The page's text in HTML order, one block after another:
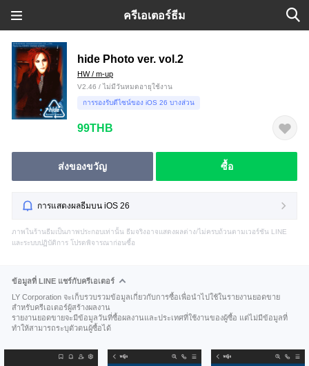
ครีเอเตอร์ธีม
hide Photo ver. vol.2
HW / m-up
V2.46 / ไม่มีวันหมดอายุใช้งาน
การรองรับดีไซน์ของ iOS 26 บางส่วน
99THB
ส่งของขวัญ ซื้อ
การแสดงผลธีมบน iOS 26
ภาพในร้านธีมเป็นภาพประกอบเท่านั้น ธีมจริงอาจแสดงผลต่าง/ไม่ครบถ้วนตามเวอร์ชัน LINE
และระบบปฏิบัติการ โปรดพิจารณาก่อนซื้อ
ข้อมูลที่ LINE แชร์กับครีเอเตอร์
LY Corporation จะเก็บรวบรวมข้อมูลเกี่ยวกับการซื้อเพื่อนำไปใช้ในรายงานยอดขาย
สำหรับครีเอเตอร์ผู้สร้างผลงาน
รายงานยอดขายจะมีข้อมูลวันที่ซื้อผลงานและประเทศที่ใช้งานของผู้ซื้อ แต่ไม่มีข้อมูลที่
ทำให้สามารถระบุตัวตนผู้ซื้อได้